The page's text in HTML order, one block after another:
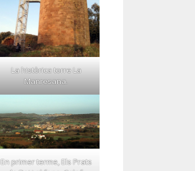
La històrica torre La
Manresana.
En primer terme, Els Prats